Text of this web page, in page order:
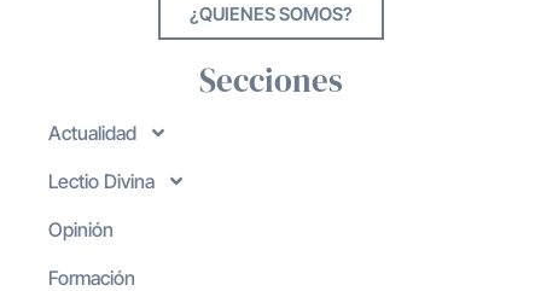
¿QUIENES SOMOS?
Secciones
Actualidad
Lectio Divina
Opinión
Formación